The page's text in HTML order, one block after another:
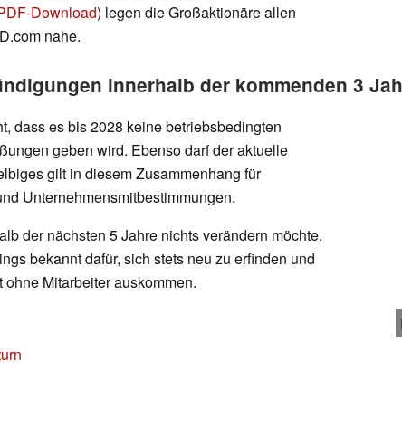
Download) legen die Großaktionäre allen
nahe.
innerhalb der kommenden 3
dass es bis 2028 keine betriebsbedingten
geben wird. Ebenso darf der aktuelle
gilt in diesem Zusammenhang für
Unternehmensmitbestimmungen.
der nächsten 5 Jahre nichts verändern möchte.
bekannt dafür, sich stets neu zu erfinden und
Mitarbeiter auskommen.